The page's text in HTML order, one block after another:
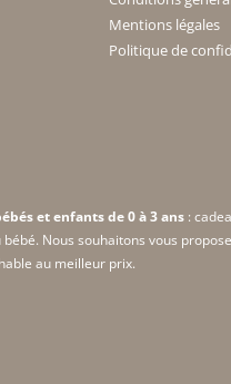
Mentions légales
Politique de
et enfants de 0 à 3 ans :
Nous souhaitons vous
au meilleur prix.